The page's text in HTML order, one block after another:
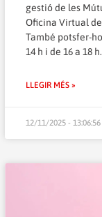
gestió de les
Oficina Virtual
També potsfer-
14 h i de 16 a 18 h.
LLEGIR MÉS »
12/11/2025 - 13:06:56